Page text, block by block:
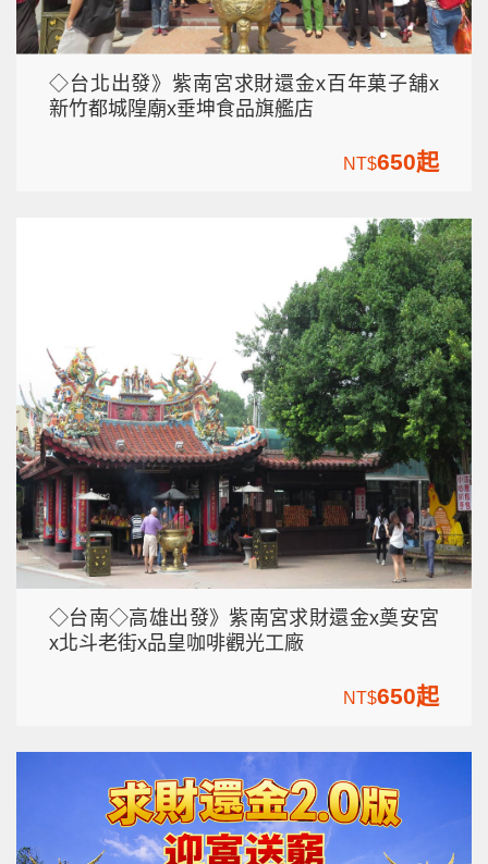
◇台北出發》紫南宮求財還金x百年菓子舖x
新竹都城隍廟x垂坤食品旗艦店
NT$650起
◇台南◇高雄出發》紫南宮求財還金x奠安宮
x北斗老街x品皇咖啡觀光工廠
NT$650起